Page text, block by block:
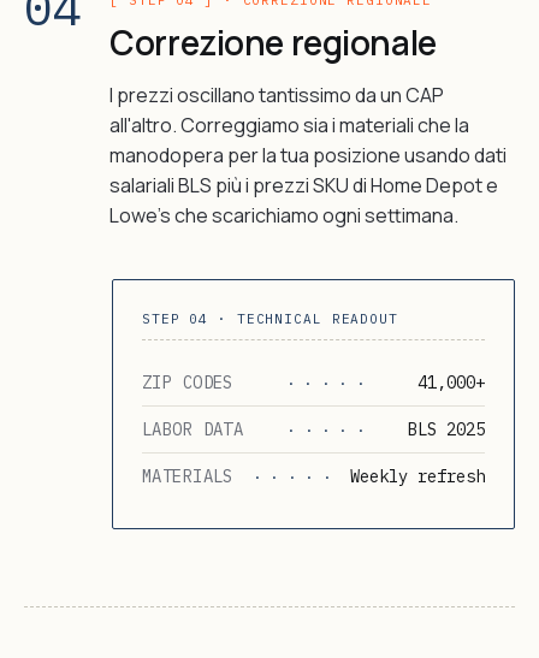
Correzione regionale
I prezzi oscillano tantissimo da un CAP
all'altro. Correggiamo sia i materiali che la
manodopera per la tua posizione usando dati
salariali BLS più i prezzi SKU di Home Depot e
Lowe's che scarichiamo ogni settimana.
STEP 04 · TECHNICAL READOUT
ZIP CODES · · · · · 41,000+
LABOR DATA · · · · · BLS 2025
MATERIALS · · · · · Weekly refresh